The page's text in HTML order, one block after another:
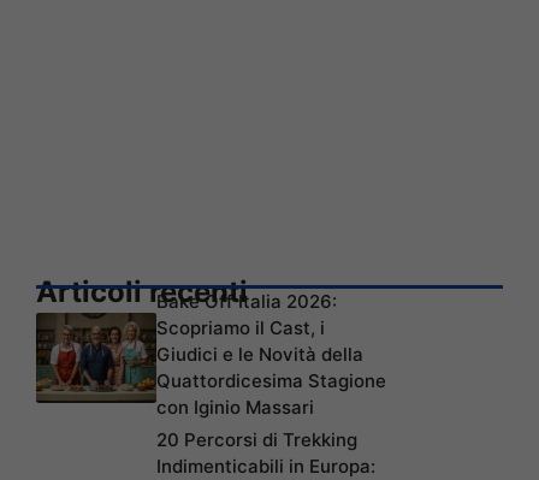
Articoli recentiBake Off Italia 2026:
Scopriamo il Cast, i
Giudici e le Novità della
Quattordicesima Stagione
con Iginio Massari
20 Percorsi di Trekking
Indimenticabili in Europa: